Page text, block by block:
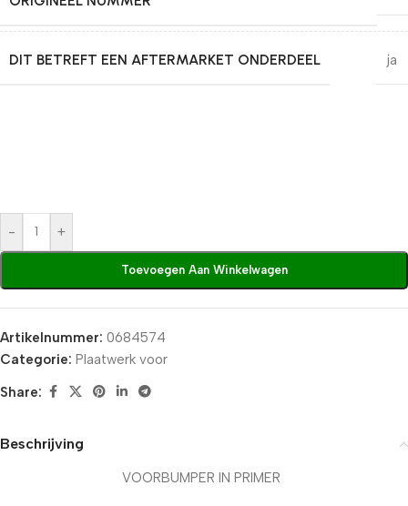
DIT BETREFT EEN AFTERMARKET ONDERDEEL ja
- +
Toevoegen Aan Winkelwagen
Artikelnummer: 0684574
Categorie: Plaatwerk voor
Share:
Beschrijving
VOORBUMPER IN PRIMER